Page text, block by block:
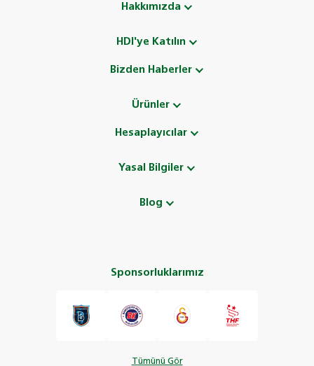
Hakkımızda
HDI'ye Katılın
Bizden Haberler
Ürünler
Hesaplayıcılar
Yasal Bilgiler
Blog
Sponsorluklarımız
Tümünü Gör